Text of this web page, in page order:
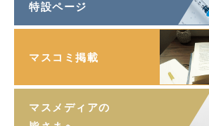
特設ページ
マスコミ掲載
マスメディアの